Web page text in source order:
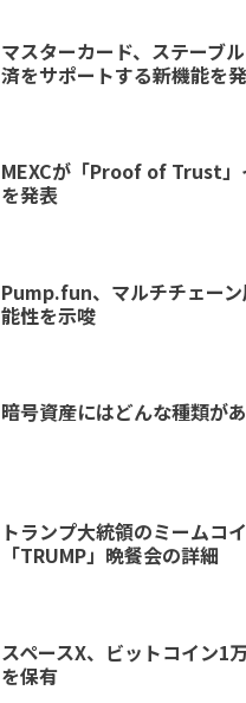
マスターカード、ステーブ
済をサポートする新機能を
MEXCが「Proof of Trust」
を発表
Pump.fun、マルチチェー
能性を示唆
暗号資産にはどんな種類が
トランプ大統領のミームコ
「TRUMP」晩餐会の詳細
スペースX、ビットコイン1
を保有